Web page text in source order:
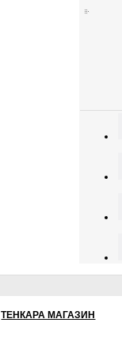
ТЕНКАРА МАГАЗИН